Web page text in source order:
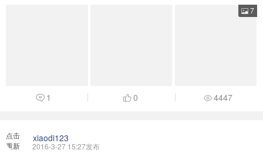
7
1 0 4447
点击
重新
xiaodi123
2016-3-27 15:27发布